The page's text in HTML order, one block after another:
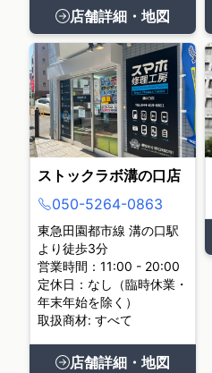
店舗詳細・地図
ストックラボ溝の口店
050-5264-0863
東急田園都市線 溝の口駅
より徒歩3分
営業時間：11:00 - 20:00
定休日：なし（臨時休業・
年末年始を除く）
取扱商材: すべて
店舗詳細・地図